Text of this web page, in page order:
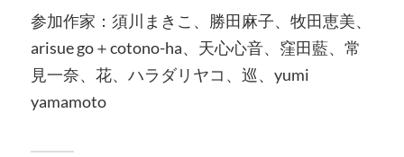
参加作家：須川まきこ、勝田麻子、牧田恵美、
arisue go＋cotono-ha、天心心音、窪田藍、常
見一奈、花、ハラダリヤコ、巡、yumi
yamamoto